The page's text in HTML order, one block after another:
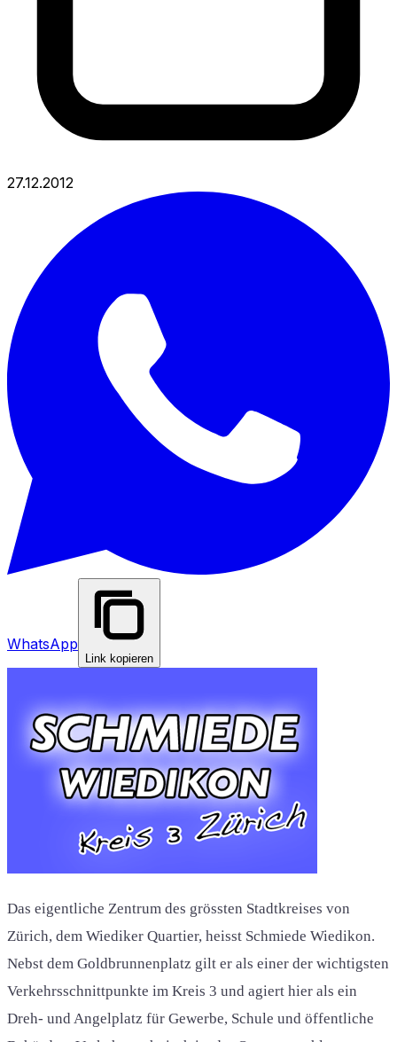
27.12.2012
WhatsApp
Link kopieren
Das eigentliche Zentrum des grössten Stadtkreises von
Zürich, dem Wiediker Quartier, heisst Schmiede Wiedikon.
Nebst dem Goldbrunnenplatz gilt er als einer der wichtigsten
Verkehrsschnittpunkte im Kreis 3 und agiert hier als ein
Dreh- und Angelplatz für Gewerbe, Schule und öffentliche